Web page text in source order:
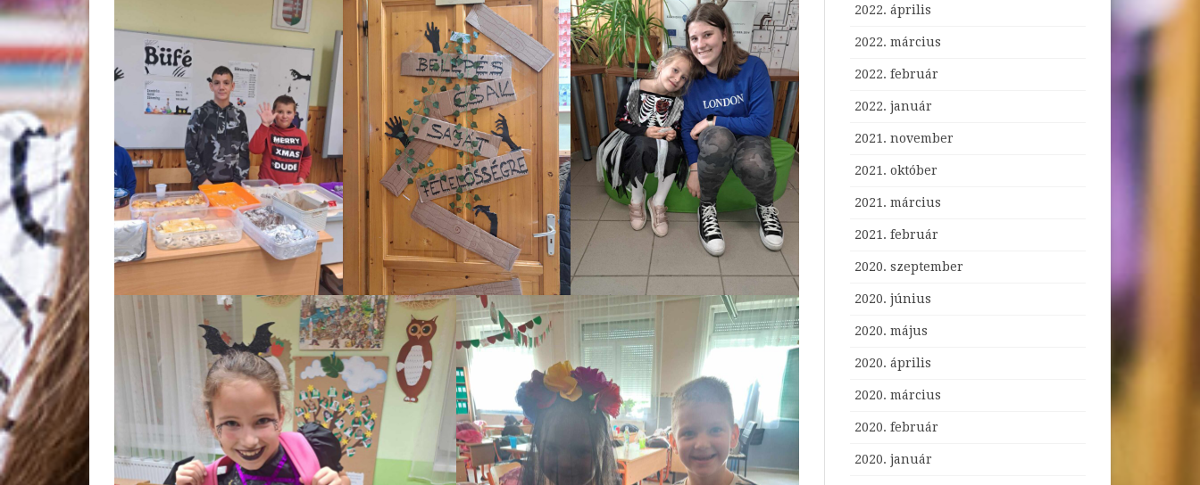
2022. április
2022. március
2022. február
2022. január
2021. november
2021. október
2021. március
2021. február
2020. szeptember
2020. június
2020. május
2020. április
2020. március
2020. február
2020. január